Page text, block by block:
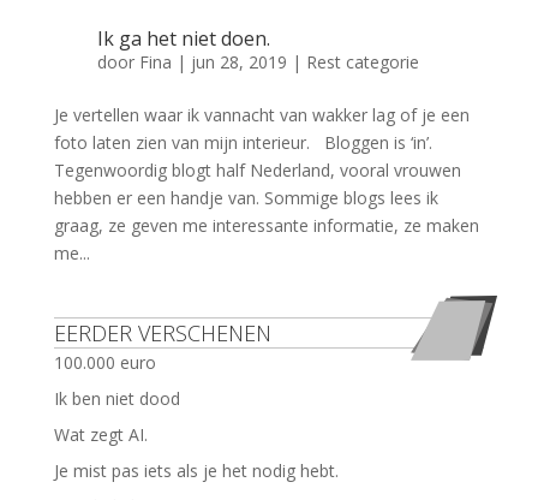
Ik ga het niet doen.
door Fina | jun 28, 2019 | Rest categorie
Je vertellen waar ik vannacht van wakker lag of je een
foto laten zien van mijn interieur. Bloggen is ‘in’.
Tegenwoordig blogt half Nederland, vooral vrouwen
hebben er een handje van. Sommige blogs lees ik
graag, ze geven me interessante informatie, ze maken
me...
EERDER VERSCHENEN
100.000 euro
Ik ben niet dood
Wat zegt AI.
Je mist pas iets als je het nodig hebt.